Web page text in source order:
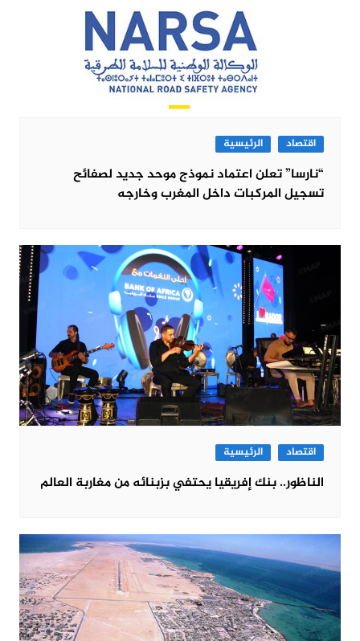
اقتصاد الرئيسية
“نارسا” تعلن اعتماد نموذج موحد جديد لصفائح
تسجيل المركبات داخل المغرب وخارجه
اقتصاد الرئيسية
الناظور.. بنك إفريقيا يحتفي بزبنائه من مغاربة العالم